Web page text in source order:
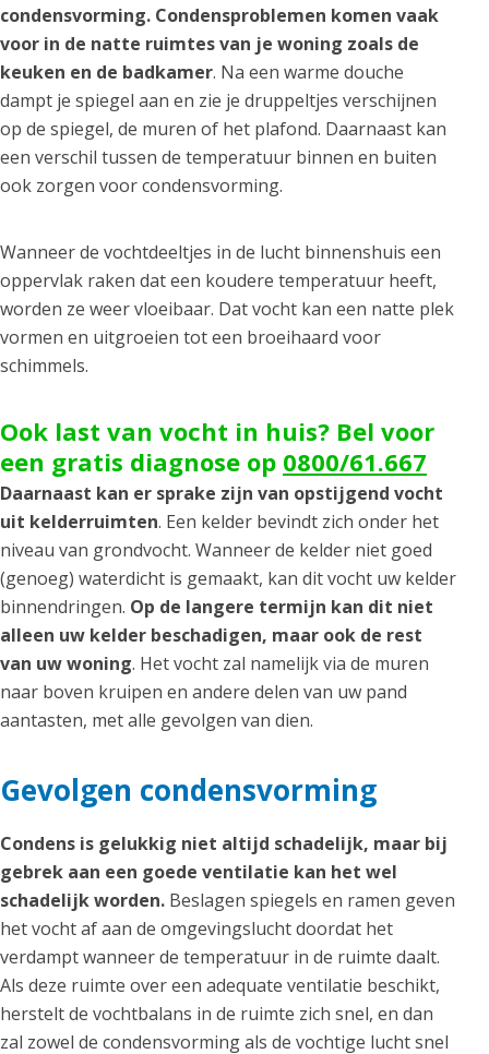
condensvorming. Condensproblemen komen vaak
voor in de natte ruimtes van je woning zoals de
keuken en de badkamer. Na een warme douche
dampt je spiegel aan en zie je druppeltjes verschijnen
op de spiegel, de muren of het plafond. Daarnaast kan
een verschil tussen de temperatuur binnen en buiten
ook zorgen voor condensvorming.
Wanneer de vochtdeeltjes in de lucht binnenshuis een
oppervlak raken dat een koudere temperatuur heeft,
worden ze weer vloeibaar. Dat vocht kan een natte plek
vormen en uitgroeien tot een broeihaard voor
schimmels.
Ook last van vocht in huis? Bel voor
een gratis diagnose op 0800/61.667
Daarnaast kan er sprake zijn van opstijgend vocht
uit kelderruimten. Een kelder bevindt zich onder het
niveau van grondvocht. Wanneer de kelder niet goed
(genoeg) waterdicht is gemaakt, kan dit vocht uw kelder
binnendringen. Op de langere termijn kan dit niet
alleen uw kelder beschadigen, maar ook de rest
van uw woning. Het vocht zal namelijk via de muren
naar boven kruipen en andere delen van uw pand
aantasten, met alle gevolgen van dien.
Gevolgen condensvorming
Condens is gelukkig niet altijd schadelijk, maar bij
gebrek aan een goede ventilatie kan het wel
schadelijk worden. Beslagen spiegels en ramen geven
het vocht af aan de omgevingslucht doordat het
verdampt wanneer de temperatuur in de ruimte daalt.
Als deze ruimte over een adequate ventilatie beschikt,
herstelt de vochtbalans in de ruimte zich snel, en dan
zal zowel de condensvorming als de vochtige lucht snel